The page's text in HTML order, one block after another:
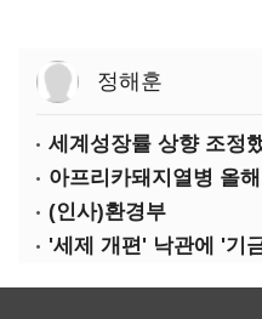
정해훈
(인사)환경부
'세제 개편' 낙관에 '기